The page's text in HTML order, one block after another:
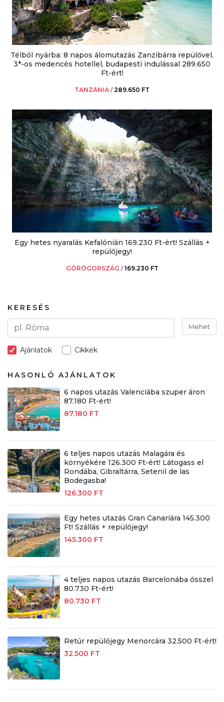
Télből nyárba: 8 napos álomutazás Zanzibárra repülővel,
3*-os medencés hotellel, budapesti indulással 289.650
Ft-ért!
TANZÁNIA /289.650 FT
Egy hetes nyaralás Kefalónián 169.230 Ft-ért! Szállás +
repülőjegy!
GÖRÖGORSZÁG /169.230 FT
KERESÉS
Mehet
Ajánlatok Cikkek
HASONLÓ AJÁNLATOK
6 napos utazás Valenciába szuper áron
87.180 Ft-ért!
87.180 FT
6 teljes napos utazás Malagára és
környékére 126.300 Ft-ért! Látogass el
Rondába, Gibraltárra, Setenil de las
Bodegasba!
126.300 FT
Egy hetes utazás Gran Canariára 145.300
Ft! Szállás + repülőjegy!
145.300 FT
4 teljes napos utazás Barcelonába ősszel
80.730 Ft-ért!
80.730 FT
Retúr repülőjegy Menorcára 32.500 Ft-ért!
32.500 FT